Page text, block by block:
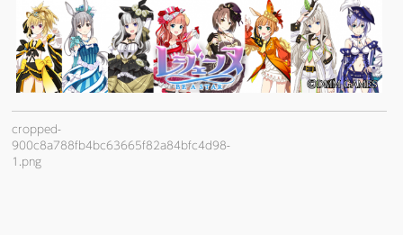
cropped-
900c8a788fb4bc63665f82a84bfc4d98-
1.png